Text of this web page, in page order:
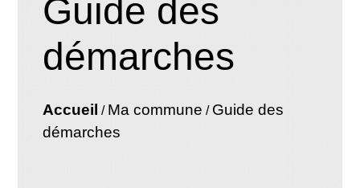
Guide des
démarches
Accueil / Ma commune / Guide des
démarches